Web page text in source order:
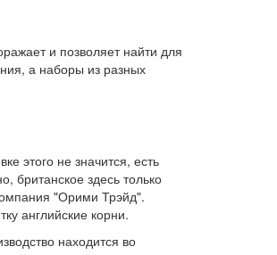
и позволяет найти для
а наборы из разных
этого не значится, есть
британское здесь только
"Орими Трэйд".
английские корни.
находится во